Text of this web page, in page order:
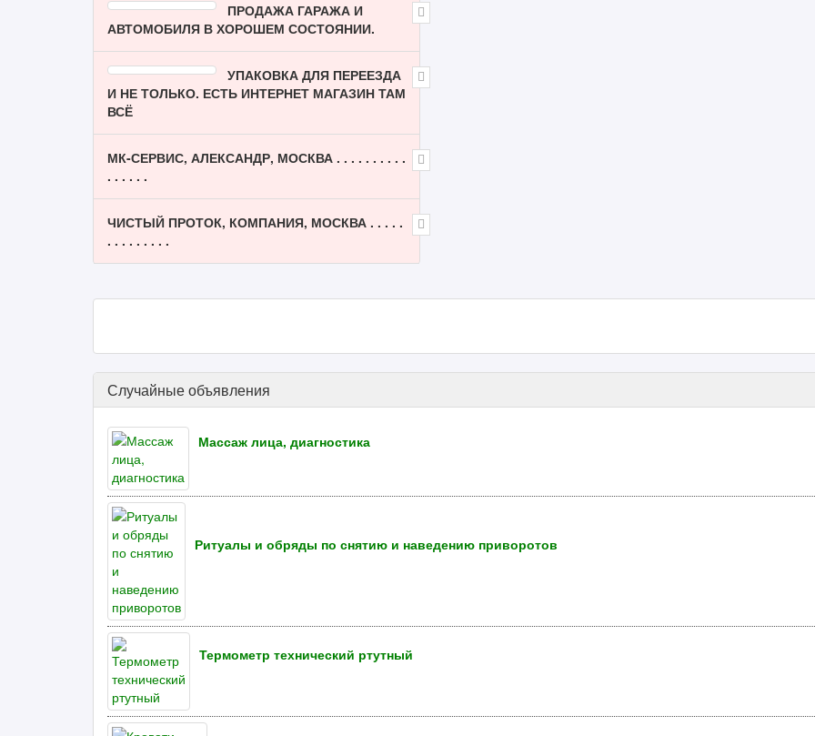
ПРОДАЖА ГАРАЖА И
АВТОМОБИЛЯ В ХОРОШЕМ СОСТОЯНИИ.
УПАКОВКА ДЛЯ ПЕРЕЕЗДА
И НЕ ТОЛЬКО. ЕСТЬ ИНТЕРНЕТ МАГАЗИН ТАМ
ВСЁ
МК-СЕРВИС, АЛЕКСАНДР, МОСКВА . . . . . . . . . .
. . . . . .
ЧИСТЫЙ ПРОТОК, КОМПАНИЯ, МОСКВА . . . . .
. . . . . . . . .
Случайные объявления
Массаж лица, диагностика
Ритуалы и обряды по снятию и наведению приворотов
Термометр технический ртутный